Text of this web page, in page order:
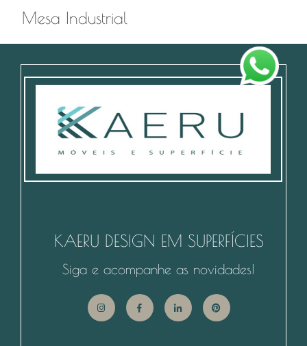
Mesa Industrial
KAERU DESIGN EM SUPERFÍCIES
Siga e acompanhe as novidades!